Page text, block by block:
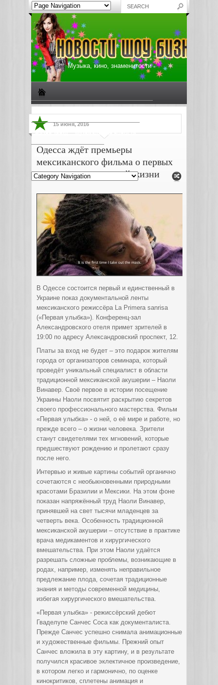
Музыка, кино, знаменитости
Жизнь звезд Музыкальные новости
Новости киноиндустрии
15 июня, 2016
Одесса ждёт премьеры
мексиканского фильма о первых
минутах человеческой жизни
В Одессе состоится первый и единственный в
Украине показ документальной ленты
мексиканского режиссёра La Primera sanrisa
(«Первая улыбка»). Конференц-зал
Александровского отеля примет зрителей в
19:00 по адресу Александровский проспект, 12.
Платы за вход не будет – это подарок жителям
города от организаторов семинара, который
проведёт уникальный специалист в области
традиционной мексиканской акушерии – Наоли
Винавер. Своё первое в истории посещение
Украины Наоли посвятит раскрытию секретов
своего профессионального мастерства. Фильм
«Первая улыбка» - о ней, о её мире и работе, но
прежде всего – о жизни человека. Зрители
станут свидетелями тех мгновений, которые
предшествуют рождению и пролетают сразу
после него.
Интервью и живые картины событий органично
сочетаются с необыкновенными природными
красотами Бразилии и Мексики. На этом фоне
показан напряжённый труд Наоли Винавер,
принявшей на свет тысячи младенцев за
четверть века. Особенность традиционной
мексиканской акушерии – отсутствие в практике
врача медикаментов и хирургического
вмешательства. При этом Наоли удаётся
разрешать сложные проблемы, возникающие в
родах, например, изменять неправильное
предлежание плода, сочетая традиционные
знания и методы современной медицины,
избегая хирургического вмешательства.
«Первая улыбка» - режиссёрский дебют
Гваделупе Санчес Соса как документалиста.
Прежде Санчес успешно снимала анимационные
и художественные фильмы. Прежний опыт
Санчес вложила в эту картину, и в результате
получился красивое эклектичное произведение,
в котором легко и гармонично, по оценке
кинокритиков, сплетены анимация и